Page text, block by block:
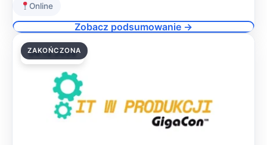
Online
Zobacz podsumowanie →
04.12.2025
ZAKOŃCZONA